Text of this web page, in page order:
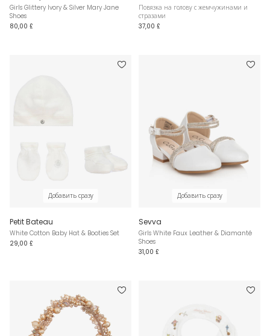
Girls Glittery Ivory & Silver Mary Jane
Shoes
80,00 £
Повязка на голову с жемчужинами и
стразами
37,00 £
Добавить сразу
Petit Bateau
White Cotton Baby Hat & Booties Set
29,00 £
Добавить сразу
Sevva
Girls White Faux Leather & Diamanté
Shoes
31,00 £